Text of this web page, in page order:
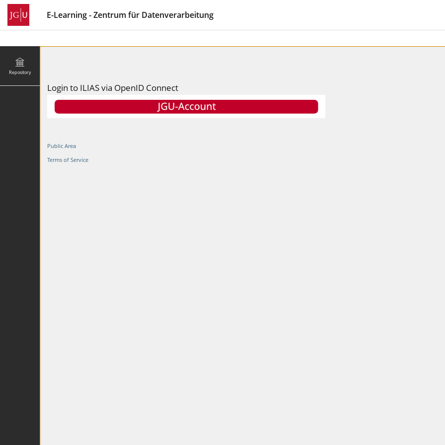
E-Learning - Zentrum für Datenverarbeitung
Repository
Login to ILIAS via OpenID Connect
Public Area
Terms of Service